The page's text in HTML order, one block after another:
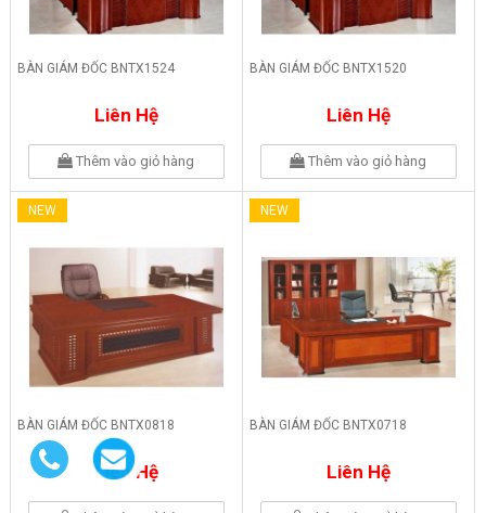
BÀN GIÁM ĐỐC BNTX1524
Liên Hệ
Thêm vào giỏ hàng
BÀN GIÁM ĐỐC BNTX1520
Liên Hệ
Thêm vào giỏ hàng
NEW
BÀN GIÁM ĐỐC BNTX0818
Liên Hệ
NEW
BÀN GIÁM ĐỐC BNTX0718
Liên Hệ